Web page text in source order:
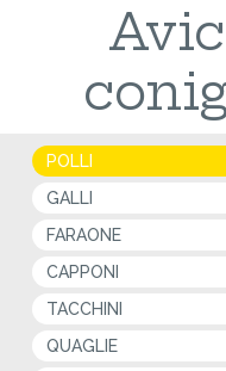
POLLI
GALLI
FARAONE
CAPPONI
TACCHINI
QUAGLIE